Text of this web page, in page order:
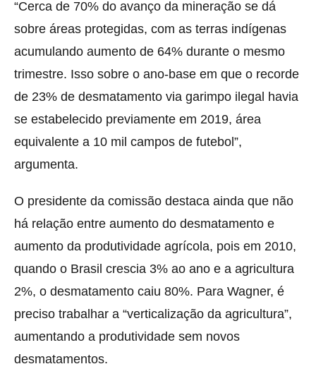
“Cerca de 70% do avanço da mineração se dá
sobre áreas protegidas, com as terras indígenas
acumulando aumento de 64% durante o mesmo
trimestre. Isso sobre o ano-base em que o recorde
de 23% de desmatamento via garimpo ilegal havia
se estabelecido previamente em 2019, área
equivalente a 10 mil campos de futebol”,
argumenta.
O presidente da comissão destaca ainda que não
há relação entre aumento do desmatamento e
aumento da produtividade agrícola, pois em 2010,
quando o Brasil crescia 3% ao ano e a agricultura
2%, o desmatamento caiu 80%. Para Wagner, é
preciso trabalhar a “verticalização da agricultura”,
aumentando a produtividade sem novos
desmatamentos.